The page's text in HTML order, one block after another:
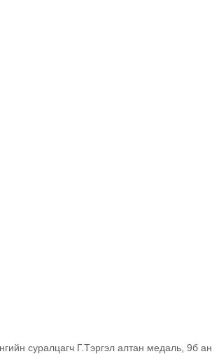
суралцагч Г.Тэргэл алтан медаль, 9б